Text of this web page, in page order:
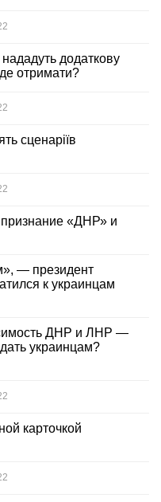
додаткову
отримати?
сценаріїв
признание «ДНР» и
— президент
к украинцам
ДНР и ЛНР —
украинцам?
карточкой